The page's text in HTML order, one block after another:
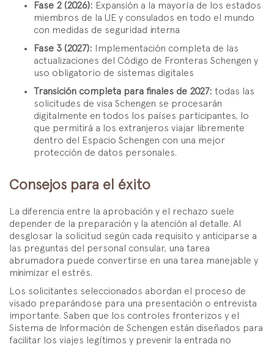
Fase 2 (2026): Expansión a la mayoría de los estados
miembros de la UE y consulados en todo el mundo
con medidas de seguridad interna
Fase 3 (2027): Implementación completa de las
actualizaciones del Código de Fronteras Schengen y
uso obligatorio de sistemas digitales
Transición completa para finales de 2027: todas las
solicitudes de visa Schengen se procesarán
digitalmente en todos los países participantes, lo
que permitirá a los extranjeros viajar libremente
dentro del Espacio Schengen con una mejor
protección de datos personales.
Consejos para el éxito
La diferencia entre la aprobación y el rechazo suele
depender de la preparación y la atención al detalle. Al
desglosar la solicitud según cada requisito y anticiparse a
las preguntas del personal consular, una tarea
abrumadora puede convertirse en una tarea manejable y
minimizar el estrés.
Los solicitantes seleccionados abordan el proceso de
visado preparándose para una presentación o entrevista
importante. Saben que los controles fronterizos y el
Sistema de Información de Schengen están diseñados para
facilitar los viajes legítimos y prevenir la entrada no